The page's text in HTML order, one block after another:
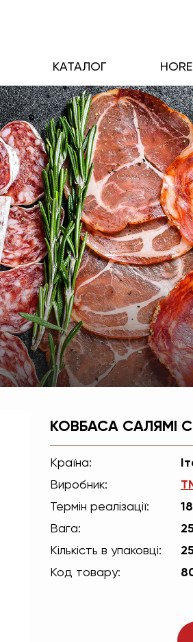
КАТАЛОГ
КОВБАСА САЛЯМІ
Країна:
Виробник:
Термін реалізації:
Вага:
Кількість в упаковці:
Код товару: